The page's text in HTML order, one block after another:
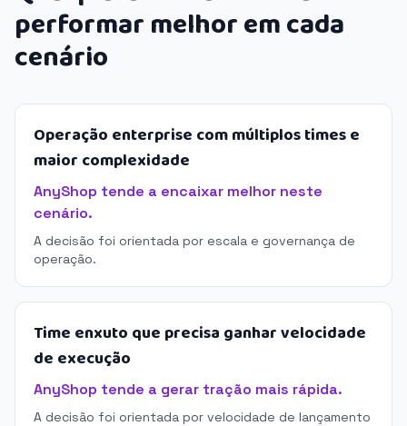
performar melhor em cada
cenário
Operação enterprise com múltiplos times e
maior complexidade
AnyShop tende a encaixar melhor neste
cenário.
A decisão foi orientada por escala e governança de
operação.
Time enxuto que precisa ganhar velocidade
de execução
AnyShop tende a gerar tração mais rápida.
A decisão foi orientada por velocidade de lançamento